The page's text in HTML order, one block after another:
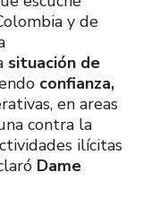
y de
situación de
confianza,
en areas
contra la
ilícitas
Dame